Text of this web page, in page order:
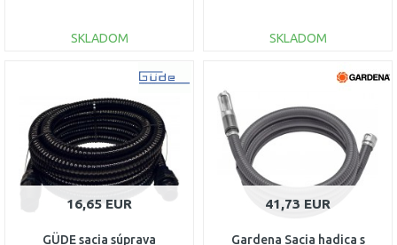
SKLADOM
DO KOŠÍKA
Porovnať
SKLADOM
DO KOŠÍKA
Porovnať
16,65 EUR
GÜDE sacia súprava
41,73 EUR
Gardena Sacia hadica s